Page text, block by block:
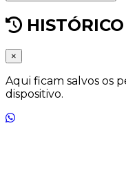
HISTÓRICO
×
Aqui ficam salvos os
dispositivo.